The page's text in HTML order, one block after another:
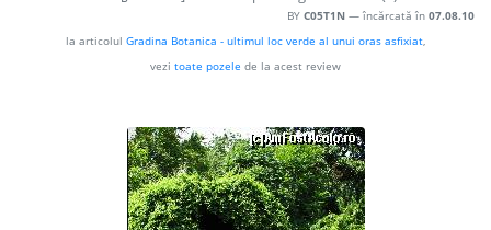
BY C05T1N — încărcată în 07.08.10
la articolul Gradina Botanica - ultimul loc verde al unui oras asfixiat,
vezi toate pozele de la acest review